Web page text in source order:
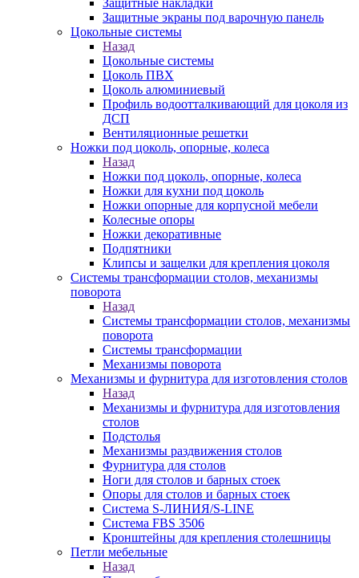
Защитные накладки
Защитные экраны под варочную панель
Цокольные системы
Назад
Цокольные системы
Цоколь ПВХ
Цоколь алюминиевый
Профиль водоотталкивающий для цоколя из
ДСП
Вентиляционные решетки
Ножки под цоколь, опорные, колеса
Назад
Ножки под цоколь, опорные, колеса
Ножки для кухни под цоколь
Ножки опорные для корпусной мебели
Колесные опоры
Ножки декоративные
Подпятники
Клипсы и защелки для крепления цоколя
Системы трансформации столов, механизмы
поворота
Назад
Системы трансформации столов, механизмы
поворота
Системы трансформации
Механизмы поворота
Механизмы и фурнитура для изготовления столов
Назад
Механизмы и фурнитура для изготовления
столов
Подстолья
Механизмы раздвижения столов
Фурнитура для столов
Ноги для столов и барных стоек
Опоры для столов и барных стоек
Система S-ЛИНИЯ/S-LINE
Система FBS 3506
Кронштейны для крепления столешницы
Петли мебельные
Назад